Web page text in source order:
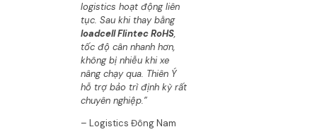
logistics hoạt động liên
tục. Sau khi thay bằng
loadcell Flintec RoHS,
tốc độ cân nhanh hơn,
không bị nhiễu khi xe
nâng chạy qua. Thiên Ý
hỗ trợ bảo trì định kỳ rất
chuyên nghiệp.”
– Logistics Đông Nam